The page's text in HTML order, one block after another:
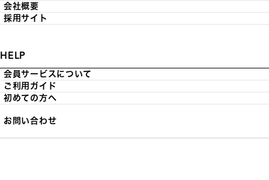
会社概要
採用サイト
HELP
会員サービスについて
ご利用ガイド
初めての方へ
お問い合わせ